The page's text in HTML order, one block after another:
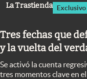
Columnistas
Otras secciones
Apertura
La Trastienda
Tres fechas que
y la vuelta del
Se activó la cuenta
tres momentos clave en